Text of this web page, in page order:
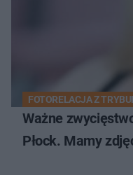
FOTORELACJA Z
Ważne
Płock. Mamy